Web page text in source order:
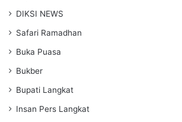
DIKSI NEWS
Safari Ramadhan
Buka Puasa
Bukber
Bupati Langkat
Insan Pers Langkat